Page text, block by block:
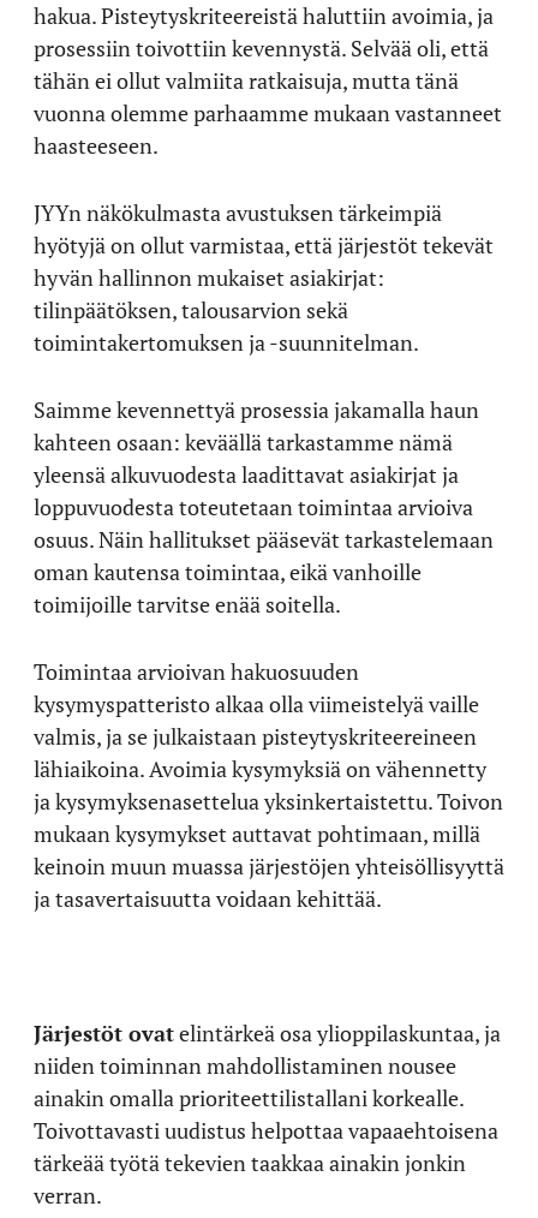
hakua. Pisteytyskriteereistä haluttiin avoimia, ja
prosessiin toivottiin kevennystä. Selvää oli, että
tähän ei ollut valmiita ratkaisuja, mutta tänä
vuonna olemme parhaamme mukaan vastanneet
haasteeseen.
JYYn näkökulmasta avustuksen tärkeimpiä
hyötyjä on ollut varmistaa, että järjestöt tekevät
hyvän hallinnon mukaiset asiakirjat:
tilinpäätöksen, talousarvion sekä
toimintakertomuksen ja -suunnitelman.
Saimme kevennettyä prosessia jakamalla haun
kahteen osaan: keväällä tarkastamme nämä
yleensä alkuvuodesta laadittavat asiakirjat ja
loppuvuodesta toteutetaan toimintaa arvioiva
osuus. Näin hallitukset pääsevät tarkastelemaan
oman kautensa toimintaa, eikä vanhoille
toimijoille tarvitse enää soitella.
Toimintaa arvioivan hakuosuuden
kysymyspatteristo alkaa olla viimeistelyä vaille
valmis, ja se julkaistaan pisteytyskriteereineen
lähiaikoina. Avoimia kysymyksiä on vähennetty
ja kysymyksenasettelua yksinkertaistettu. Toivon
mukaan kysymykset auttavat pohtimaan, millä
keinoin muun muassa järjestöjen yhteisöllisyyttä
ja tasavertaisuutta voidaan kehittää.
Järjestöt ovatelintärkeä osa ylioppilaskuntaa, ja
niiden toiminnan mahdollistaminen nousee
ainakin omalla prioriteettilistallani korkealle.
Toivottavasti uudistus helpottaa vapaaehtoisena
tärkeää työtä tekevien taakkaa ainakin jonkin
verran.